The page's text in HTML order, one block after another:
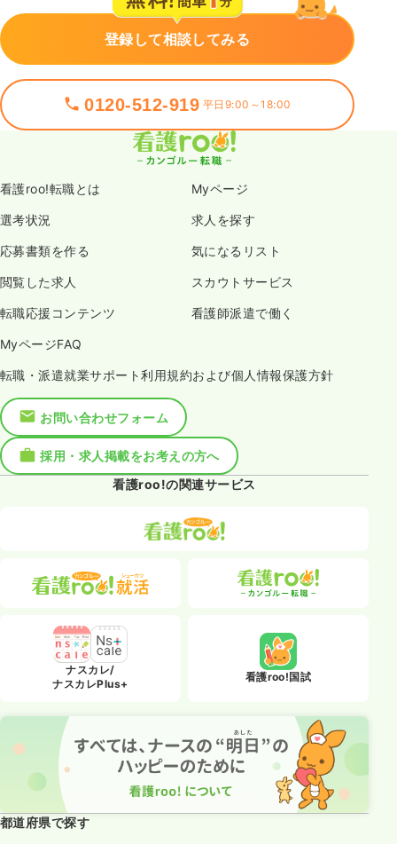
登録して相談してみる
0120-512-919 平日9:00～18:00
看護roo!転職とは Myページ
選考状況 求人を探す
応募書類を作る 気になるリスト
閲覧した求人 スカウトサービス
転職応援コンテンツ 看護師派遣で働く
MyページFAQ
転職・派遣就業サポート利用規約および個人情報保護方針
お問い合わせフォーム
採用・求人掲載をお考えの方へ
看護roo!の関連サービス
ナスカレ/
ナスカレPlus+
看護roo!国試
都道府県で探す